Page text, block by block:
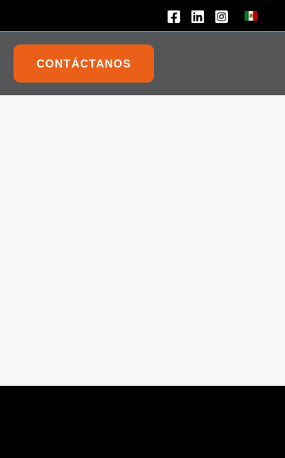
CONTÁCTANOS